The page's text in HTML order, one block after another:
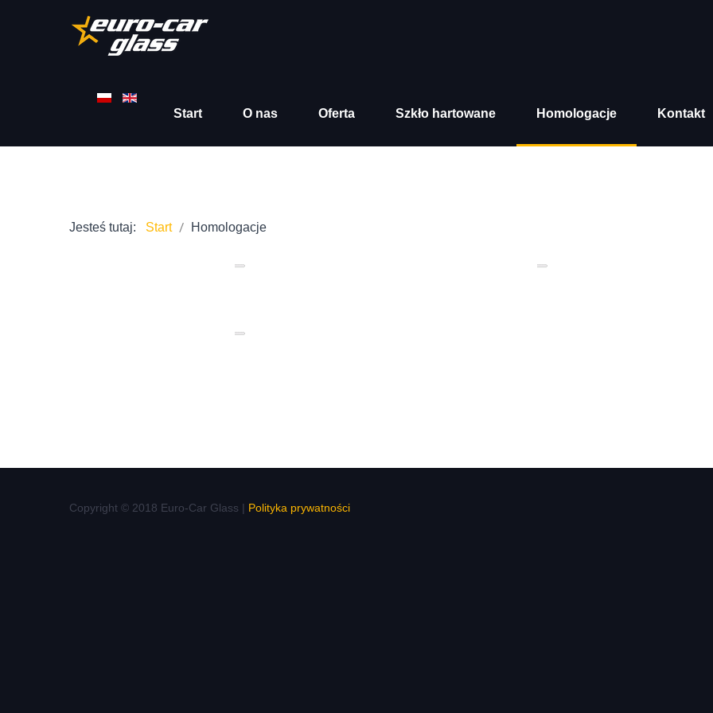
Start O nas Oferta Szkło hartowane Homologacje Kontakt
Jesteś tutaj: Start Homologacje
01 02
04
Copyright © 2018 Euro-Car Glass | Polityka prywatności